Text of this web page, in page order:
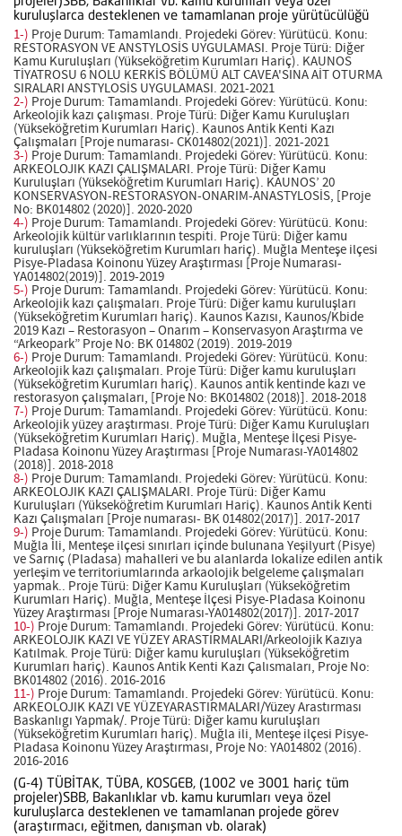
kuruluşlarca desteklenen ve tamamlanan proje yürütücülüğü
1-) Proje Durum: Tamamlandı. Projedeki Görev: Yürütücü. Konu:
RESTORASYON VE ANSTYLOSİS UYGULAMASI. Proje Türü: Diğer
Kamu Kuruluşları (Yükseköğretim Kurumları Hariç). KAUNOS
TİYATROSU 6 NOLU KERKİS BÖLÜMÜ ALT CAVEA'SINA AİT OTURMA
SIRALARI ANSTYLOSİS UYGULAMASI. 2021-2021
2-) Proje Durum: Tamamlandı. Projedeki Görev: Yürütücü. Konu:
Arkeolojik kazı çalışması. Proje Türü: Diğer Kamu Kuruluşları
(Yükseköğretim Kurumları Hariç). Kaunos Antik Kenti Kazı
Çalışmaları [Proje numarası- CK014802(2021)]. 2021-2021
3-) Proje Durum: Tamamlandı. Projedeki Görev: Yürütücü. Konu:
ARKEOLOJIK KAZI ÇALIŞMALARI. Proje Türü: Diğer Kamu
Kuruluşları (Yükseköğretim Kurumları Hariç). KAUNOS’ 20
KONSERVASYON-RESTORASYON-ONARIM-ANASTYLOSİS, [Proje
No: BK014802 (2020)]. 2020-2020
4-) Proje Durum: Tamamlandı. Projedeki Görev: Yürütücü. Konu:
Arkeolojik kültür varlıklarının tespiti. Proje Türü: Diğer kamu
kuruluşları (Yükseköğretim Kurumları hariç). Muğla Menteşe ilçesi
Pisye-Pladasa Koinonu Yüzey Araştırması [Proje Numarası-
YA014802(2019)]. 2019-2019
5-) Proje Durum: Tamamlandı. Projedeki Görev: Yürütücü. Konu:
Arkeolojik kazı çalışmaları. Proje Türü: Diğer kamu kuruluşları
(Yükseköğretim Kurumları hariç). Kaunos Kazısı, Kaunos/Kbide
2019 Kazı – Restorasyon – Onarım – Konservasyon Araştırma ve
“Arkeopark” Proje No: BK 014802 (2019). 2019-2019
6-) Proje Durum: Tamamlandı. Projedeki Görev: Yürütücü. Konu:
Arkeolojik kazı çalışmaları. Proje Türü: Diğer kamu kuruluşları
(Yükseköğretim Kurumları hariç). Kaunos antik kentinde kazı ve
restorasyon çalışmaları, [Proje No: BK014802 (2018)]. 2018-2018
7-) Proje Durum: Tamamlandı. Projedeki Görev: Yürütücü. Konu:
Arkeolojik yüzey araştırması. Proje Türü: Diğer Kamu Kuruluşları
(Yükseköğretim Kurumları Hariç). Muğla, Menteşe İlçesi Pisye-
Pladasa Koinonu Yüzey Araştırması [Proje Numarası-YA014802
(2018)]. 2018-2018
8-) Proje Durum: Tamamlandı. Projedeki Görev: Yürütücü. Konu:
ARKEOLOJIK KAZI ÇALIŞMALARI. Proje Türü: Diğer Kamu
Kuruluşları (Yükseköğretim Kurumları Hariç). Kaunos Antik Kenti
Kazı Çalışmaları [Proje numarası- BK 014802(2017)]. 2017-2017
9-) Proje Durum: Tamamlandı. Projedeki Görev: Yürütücü. Konu:
Muğla İli, Menteşe ilçesi sınırları içinde bulunana Yeşilyurt (Pisye)
ve Sarnıç (Pladasa) mahalleri ve bu alanlarda lokalize edilen antik
yerleşim ve territoriumlarında arkaolojik belgeleme çalışmaları
yapmak.. Proje Türü: Diğer Kamu Kuruluşları (Yükseköğretim
Kurumları Hariç). Muğla, Menteşe İlçesi Pisye-Pladasa Koinonu
Yüzey Araştırması [Proje Numarası-YA014802(2017)]. 2017-2017
10-) Proje Durum: Tamamlandı. Projedeki Görev: Yürütücü. Konu:
ARKEOLOJIK KAZI VE YÜZEY ARASTIRMALARI/Arkeolojik Kazıya
Katılmak. Proje Türü: Diğer kamu kuruluşları (Yükseköğretim
Kurumları hariç). Kaunos Antik Kenti Kazı Çalısmaları, Proje No:
BK014802 (2016). 2016-2016
11-) Proje Durum: Tamamlandı. Projedeki Görev: Yürütücü. Konu:
ARKEOLOJIK KAZI VE YÜZEYARASTIRMALARI/Yüzey Arastırması
Baskanlıgı Yapmak/. Proje Türü: Diğer kamu kuruluşları
(Yükseköğretim Kurumları hariç). Muğla ili, Menteşe ilçesi Pisye-
Pladasa Koinonu Yüzey Araştırması, Proje No: YA014802 (2016).
2016-2016
(G-4) TÜBİTAK, TÜBA, KOSGEB, (1002 ve 3001 hariç tüm
projeler)SBB, Bakanlıklar vb. kamu kurumları veya özel
kuruluşlarca desteklenen ve tamamlanan projede görev
(araştırmacı, eğitmen, danışman vb. olarak)